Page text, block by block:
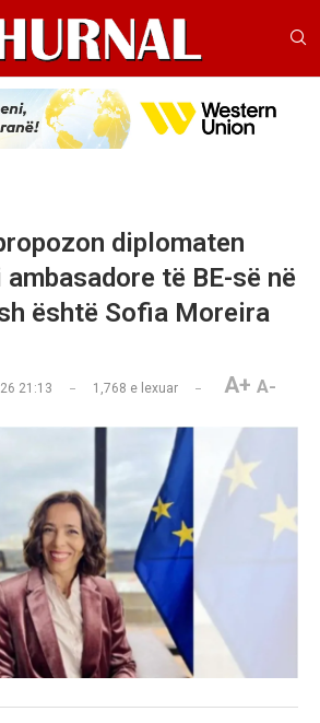
diplomaten
të BE-së në
është Sofia Moreira
21:13 1,768 e lexuar A+ A-